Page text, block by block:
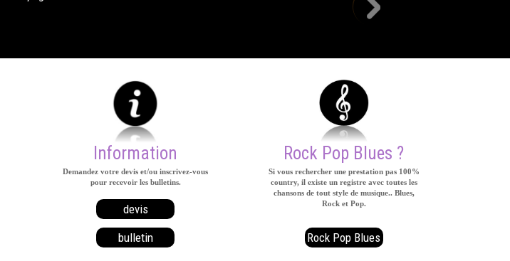
comme de coutume chez les Renégats avec les
Information
Demandez votre devis et/ou inscrivez-vous
pour recevoir les bulletins.
devis
bulletin
Rock Pop Blues ?
Si vous rechercher une prestation pas 100%
country, il existe un registre avec toutes les
chansons de tout style de musique.. Blues,
Rock et Pop.
Rock Pop Blues